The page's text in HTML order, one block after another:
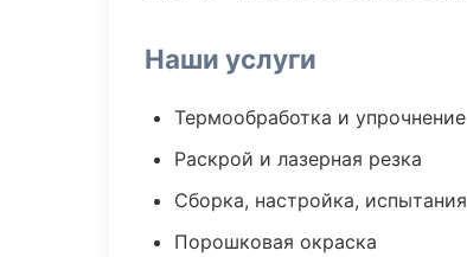
Наши услуги
Термообработка и упрочнение
Раскрой и лазерная резка
Сборка, настройка, испытания
Порошковая окраска